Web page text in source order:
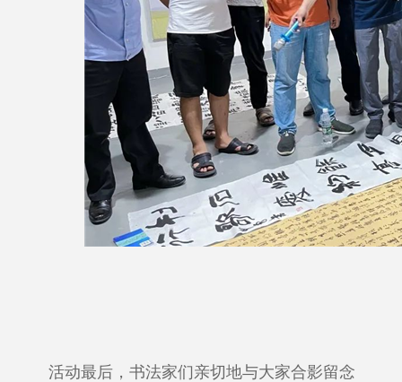
活动最后，书法家们亲切地与大家合影留念